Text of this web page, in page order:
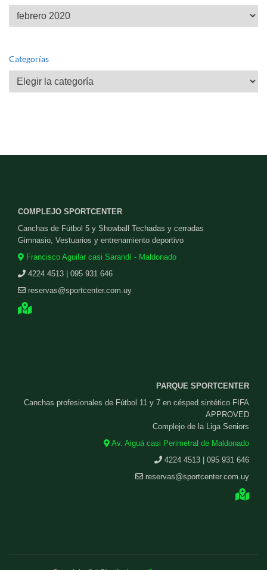
Archivos
Categorías
Categorías
COMPLEJO SPORTCENTER
Canchas de Fútbol 5 y Showball Techadas y cerradas
Gimnasio, Vestuarios y entrenamiento deportivo
Francisco Aguilar casi Sarandí - Maldonado
4224 4513 | 095 931 646
reservas@sportcenter.com.uy
PARQUE SPORTCENTER
Canchas profesionales de Fútbol 11 y 7 en césped sintético FIFA
APPROVED
Complejo de la Liga Seniors
Av. Aiguá casi Perimetral de Maldonado
4224 4513 | 095 931 646
reservas@sportcenter.com.uy